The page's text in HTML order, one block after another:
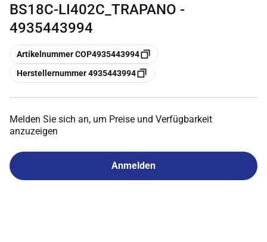
BS18C-LI402C_TRAPANO -
4935443994
Kopieren
Artikelnummer COP4935443994
Kopieren
Herstellernummer 4935443994
Melden Sie sich an, um Preise und Verfügbarkeit
anzuzeigen
Anmelden